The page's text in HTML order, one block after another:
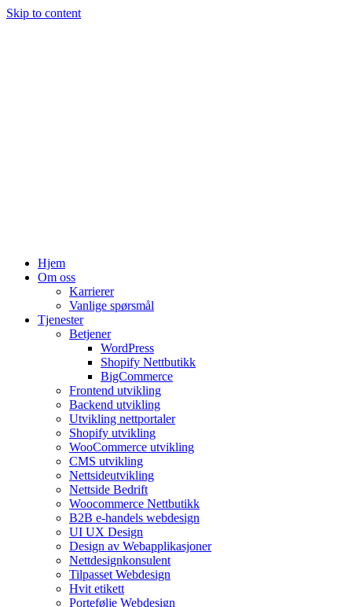
Skip to content
Hjem
Om oss
Karrierer
Vanlige spørsmål
Tjenester
Betjener
WordPress
Shopify Nettbutikk
BigCommerce
Frontend utvikling
Backend utvikling
Utvikling nettportaler
Shopify utvikling
WooCommerce utvikling
CMS utvikling
Nettsideutvikling
Nettside Bedrift
Woocommerce Nettbutikk
B2B e-handels webdesign
UI UX Design
Design av Webapplikasjoner
Nettdesignkonsulent
Tilpasset Webdesign
Hvit etikett
Portefølje Webdesign